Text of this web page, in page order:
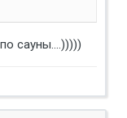
сауны....)))))